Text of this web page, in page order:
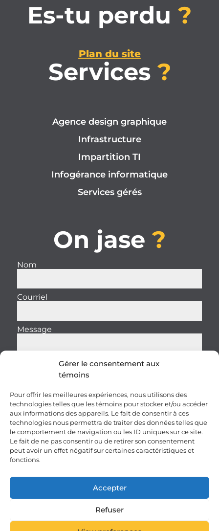
Gérer le consentement aux
témoins
Pour offrir les meilleures expériences, nous utilisons des
technologies telles que les témoins pour stocker et/ou accéder
aux informations des appareils. Le fait de consentir à ces
technologies nous permettra de traiter des données telles que
le comportement de navigation ou les ID uniques sur ce site.
Le fait de ne pas consentir ou de retirer son consentement
peut avoir un effet négatif sur certaines caractéristiques et
fonctions.
Accepter
Refuser
Es-tu perdu ?
Plan du site
Services ?
Agence design graphique
Infrastructure
Impartition TI
Infogérance informatique
Services gérés
On jase ?
Nom
Courriel
Message
Envoyer
Plan du site
ENGLISH